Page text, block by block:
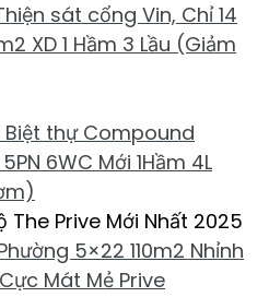
sát cổng Vin, Chỉ 14
XD 1 Hầm 3 Lầu (Giảm
thự Compound
6WC Mới 1Hầm 4L
5×22 110m2 Nhỉnh
Mát Mẻ Prive